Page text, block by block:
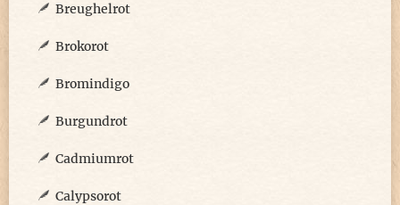
Breughelrot
Brokorot
Bromindigo
Burgundrot
Cadmiumrot
Calypsorot